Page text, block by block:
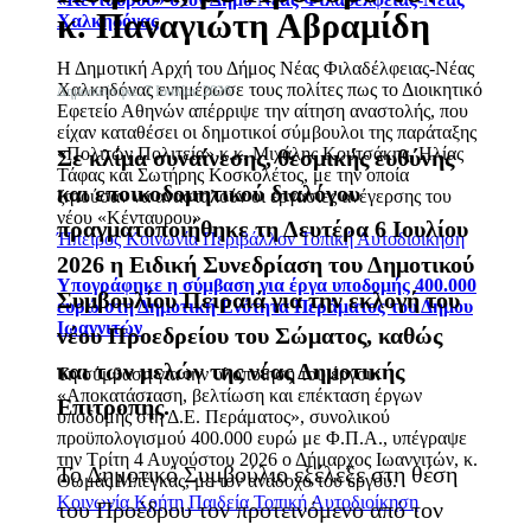
Χαλκηδόνας
Η Δημοτική Αρχή του Δήμος Νέας Φιλαδέλφειας-Νέας
Χαλκηδόνας ενημέρωσε τους πολίτες πως το Διοικητικό
Εφετείο Αθηνών απέρριψε την αίτηση αναστολής, που
είχαν καταθέσει οι δημοτικοί σύμβουλοι της παράταξης
«Πολιτών Πολιτεία» κ.κ. Μιχάλης Κουτσάκης, Ηλίας
Τάφας και Σωτήρης Κοσκολέτος, με την οποία
ζητούσαν να ανασταλούν οι εργασίες ανέγερσης του
νέου «Κένταυρου».
ΉπειροςΚοινωνίαΠεριβάλλονΤοπική Αυτοδιοίκηση
Υπογράφηκε η σύμβαση για έργα υποδομής 400.000
ευρώ στη Δημοτική Ενότητα Περάματος του Δήμου
Ιωαννιτών
Τη σύμβαση για την υλοποίηση του έργου:
«Αποκατάσταση, βελτίωση και επέκταση έργων
υποδομής στη Δ.Ε. Περάματος», συνολικού
προϋπολογισμού 400.000 ευρώ με Φ.Π.Α., υπέγραψε
την Τρίτη 4 Αυγούστου 2026 ο Δήμαρχος Ιωαννιτών, κ.
Θωμάς Μπέγκας, με τον ανάδοχο του έργου.
Κοινωνία Κρήτη Παιδεία Τοπική Αυτοδιοίκηση
κ. Παναγιώτη Αβραμίδη
Δημοσιεύτηκε: 7 Ιουλίου 2026
Σε κλίμα συναίνεσης, θεσμικής ευθύνης
και εποικοδομητικού διαλόγου
πραγματοποιήθηκε τη Δευτέρα 6 Ιουλίου
2026 η Ειδική Συνεδρίαση του Δημοτικού
Συμβουλίου Πειραιά για την εκλογή του
νέου Προεδρείου του Σώματος, καθώς
και των μελών της νέας Δημοτικής
Επιτροπής.
Το Δημοτικό Συμβούλιο εξέλεξε στη θέση
του Προέδρου τον προτεινόμενο από τον